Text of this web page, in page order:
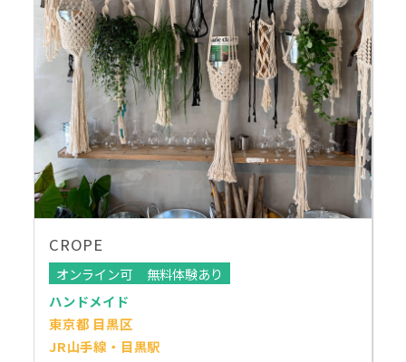
CROPE
オンライン可
無料体験あり
ハンドメイド
東京都 目黒区
JR山手線・目黒駅